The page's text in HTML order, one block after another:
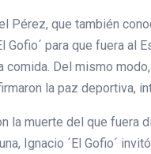
Pérez, que también
Gofio´ para que fuera
comida. Del mismo
la paz deportiva,
la muerte del que fuera
Ignacio ´El Gofio´